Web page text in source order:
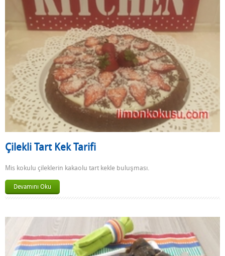
Çilekli Tart Kek Tarifi
Mis kokulu çileklerin kakaolu tart kekle buluşması.
Devamını Oku